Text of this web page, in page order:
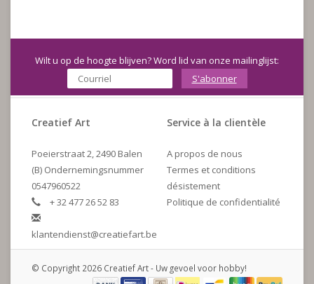
Wilt u op de hoogte blijven? Word lid van onze mailinglijst:
S'abonner
Creatief Art
Poeierstraat 2, 2490 Balen
(B) Ondernemingsnummer
0547960522
+ 32 477 26 52 83
klantendienst@creatiefart.be
Service à la clientèle
A propos de nous
Termes et conditions
désistement
Politique de confidentialité
© Copyright 2026 Creatief Art - Uw gevoel voor hobby!